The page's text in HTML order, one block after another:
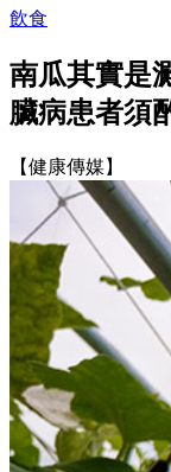
飲食
南瓜其實是
臟病患者須
【健康傳媒】